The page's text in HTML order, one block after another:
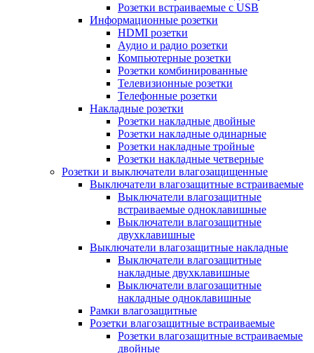
Розетки встраиваемые с USB
Информационные розетки
HDMI розетки
Аудио и радио розетки
Компьютерные розетки
Розетки комбинированные
Телевизионные розетки
Телефонные розетки
Накладные розетки
Розетки накладные двойные
Розетки накладные одинарные
Розетки накладные тройные
Розетки накладные четверные
Розетки и выключатели влагозащищенные
Выключатели влагозащитные встраиваемые
Выключатели влагозащитные
встраиваемые одноклавишные
Выключатели влагозащитные
двухклавишные
Выключатели влагозащитные накладные
Выключатели влагозащитные
накладные двухклавишные
Выключатели влагозащитные
накладные одноклавишные
Рамки влагозащитные
Розетки влагозащитные встраиваемые
Розетки влагозащитные встраиваемые
двойные